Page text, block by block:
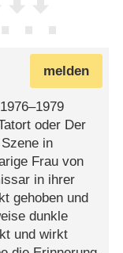
melden
oder Der
in
Frau von
in ihrer
gehoben und
dunkle
und wirkt